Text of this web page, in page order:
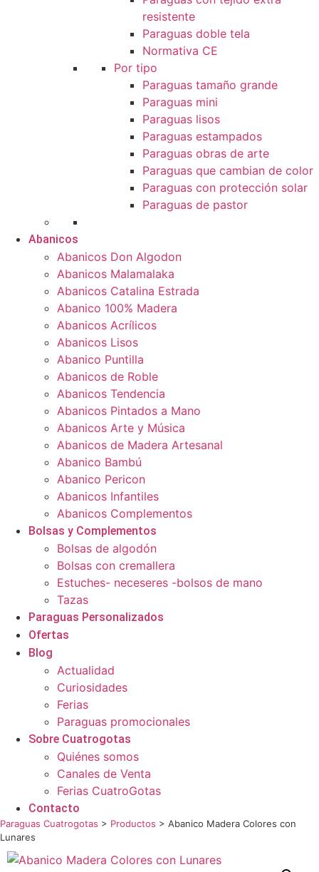
resistente
Paraguas doble tela
Normativa CE
Por tipo
Paraguas tamaño grande
Paraguas mini
Paraguas lisos
Paraguas estampados
Paraguas obras de arte
Paraguas que cambian de color
Paraguas con protección solar
Paraguas de pastor
Abanicos
Abanicos Don Algodon
Abanicos Malamalaka
Abanicos Catalina Estrada
Abanico 100% Madera
Abanicos Acrílicos
Abanicos Lisos
Abanico Puntilla
Abanicos de Roble
Abanicos Tendencia
Abanicos Pintados a Mano
Abanicos Arte y Música
Abanicos de Madera Artesanal
Abanico Bambú
Abanico Pericon
Abanicos Infantiles
Abanicos Complementos
Bolsas y Complementos
Bolsas de algodón
Bolsas con cremallera
Estuches- neceseres -bolsos de mano
Tazas
Paraguas Personalizados
Ofertas
Blog
Actualidad
Curiosidades
Ferias
Paraguas promocionales
Sobre Cuatrogotas
Quiénes somos
Canales de Venta
Ferias CuatroGotas
Contacto
Paraguas Cuatrogotas > Productos > Abanico Madera Colores con
Lunares